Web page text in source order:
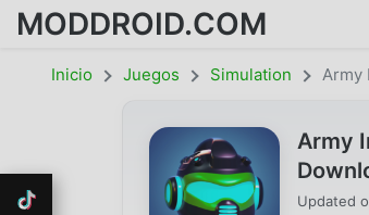
MODDROID.COM
Inicio Juegos Simulation Army
Army
Updated